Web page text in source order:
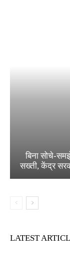
बिना सोचे-
सख्ती, केंद्र
LATEST